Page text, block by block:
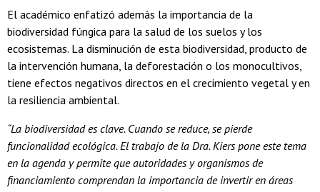
El académico enfatizó además la importancia de la
biodiversidad fúngica para la salud de los suelos y los
ecosistemas. La disminución de esta biodiversidad, producto de
la intervención humana, la deforestación o los monocultivos,
tiene efectos negativos directos en el crecimiento vegetal y en
la resiliencia ambiental.
“La biodiversidad es clave. Cuando se reduce, se pierde
funcionalidad ecológica. El trabajo de la Dra. Kiers pone este tema
en la agenda y permite que autoridades y organismos de
financiamiento comprendan la importancia de invertir en áreas